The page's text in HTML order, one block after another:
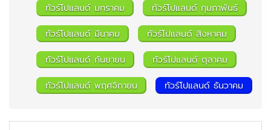
ค้นหาทัวร์
ทัวร์โปแลนด์ มกราคม
ทัวร์โปแลนด์ กุมภาพันธ์
ทัวร์โปแลนด์ มีนาคม
ทัวร์โปแลนด์ สิงหาคม
ทัวร์โปแลนด์ กันยายน
ทัวร์โปแลนด์ ตุลาคม
ทัวร์โปแลนด์ พฤศจิกายน
ทัวร์โปแลนด์ ธันวาคม